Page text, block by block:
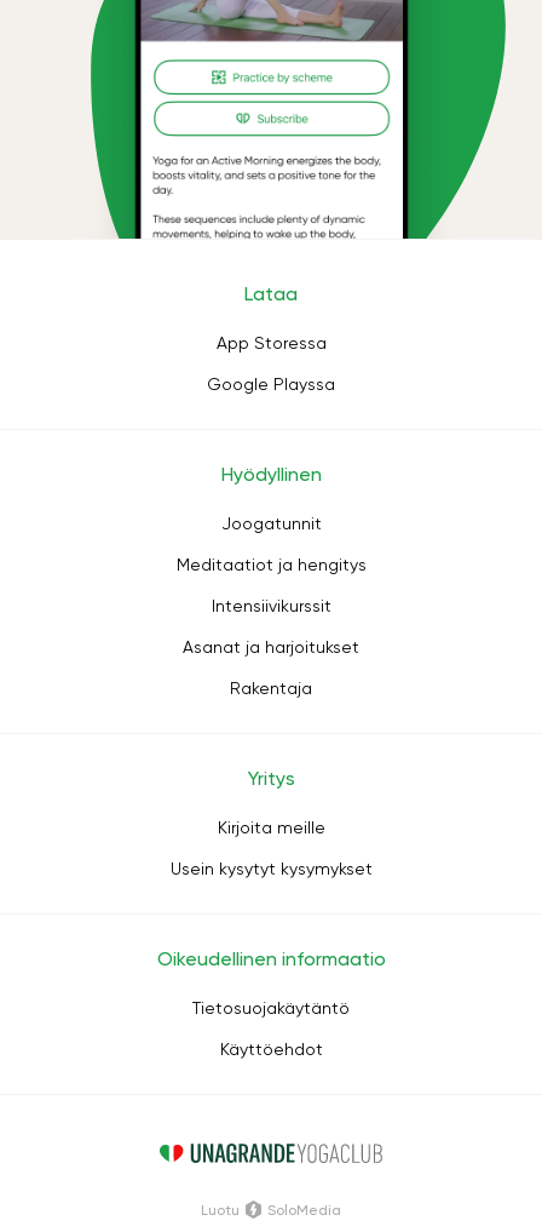
Lataa
App Storessa
Google Playssa
Hyödyllinen
Joogatunnit
Meditaatiot ja hengitys
Intensiivikurssit
Asanat ja harjoitukset
Rakentaja
Yritys
Kirjoita meille
Usein kysytyt kysymykset
Oikeudellinen informaatio
Tietosuojakäytäntö
Käyttöehdot
Luotu SoloMedia